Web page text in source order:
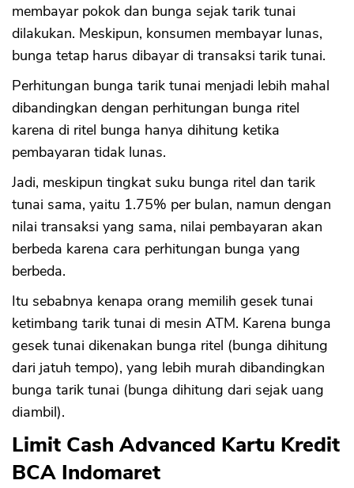
membayar pokok dan bunga sejak tarik tunai
dilakukan. Meskipun, konsumen membayar lunas,
bunga tetap harus dibayar di transaksi tarik tunai.
Perhitungan bunga tarik tunai menjadi lebih mahal
dibandingkan dengan perhitungan bunga ritel
karena di ritel bunga hanya dihitung ketika
pembayaran tidak lunas.
Jadi, meskipun tingkat suku bunga ritel dan tarik
tunai sama, yaitu 1.75% per bulan, namun dengan
nilai transaksi yang sama, nilai pembayaran akan
berbeda karena cara perhitungan bunga yang
berbeda.
Itu sebabnya kenapa orang memilih gesek tunai
ketimbang tarik tunai di mesin ATM. Karena bunga
gesek tunai dikenakan bunga ritel (bunga dihitung
dari jatuh tempo), yang lebih murah dibandingkan
bunga tarik tunai (bunga dihitung dari sejak uang
diambil).
Limit Cash Advanced Kartu Kredit
BCA Indomaret